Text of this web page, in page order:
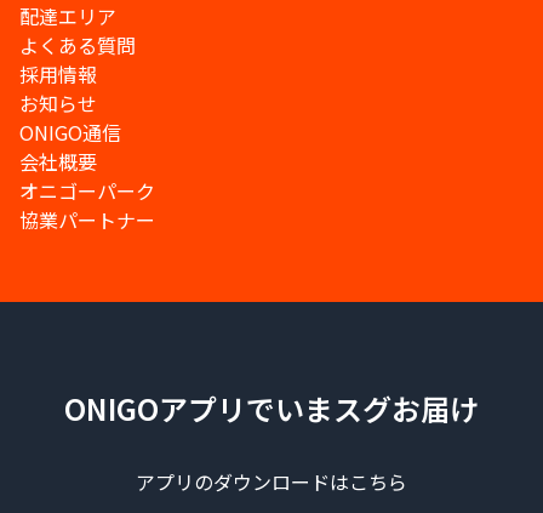
配達エリア
よくある質問
採用情報
お知らせ
ONIGO通信
会社概要
オニゴーパーク
協業パートナー
ONIGOアプリでいまスグお届け
アプリのダウンロードはこちら